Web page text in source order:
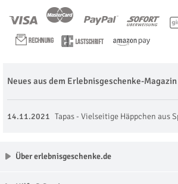
Neues aus dem Erlebnisgeschenke-Magazin
14.11.2021 Tapas - Vielseitige Häppchen aus
Über erlebnisgeschenke.de